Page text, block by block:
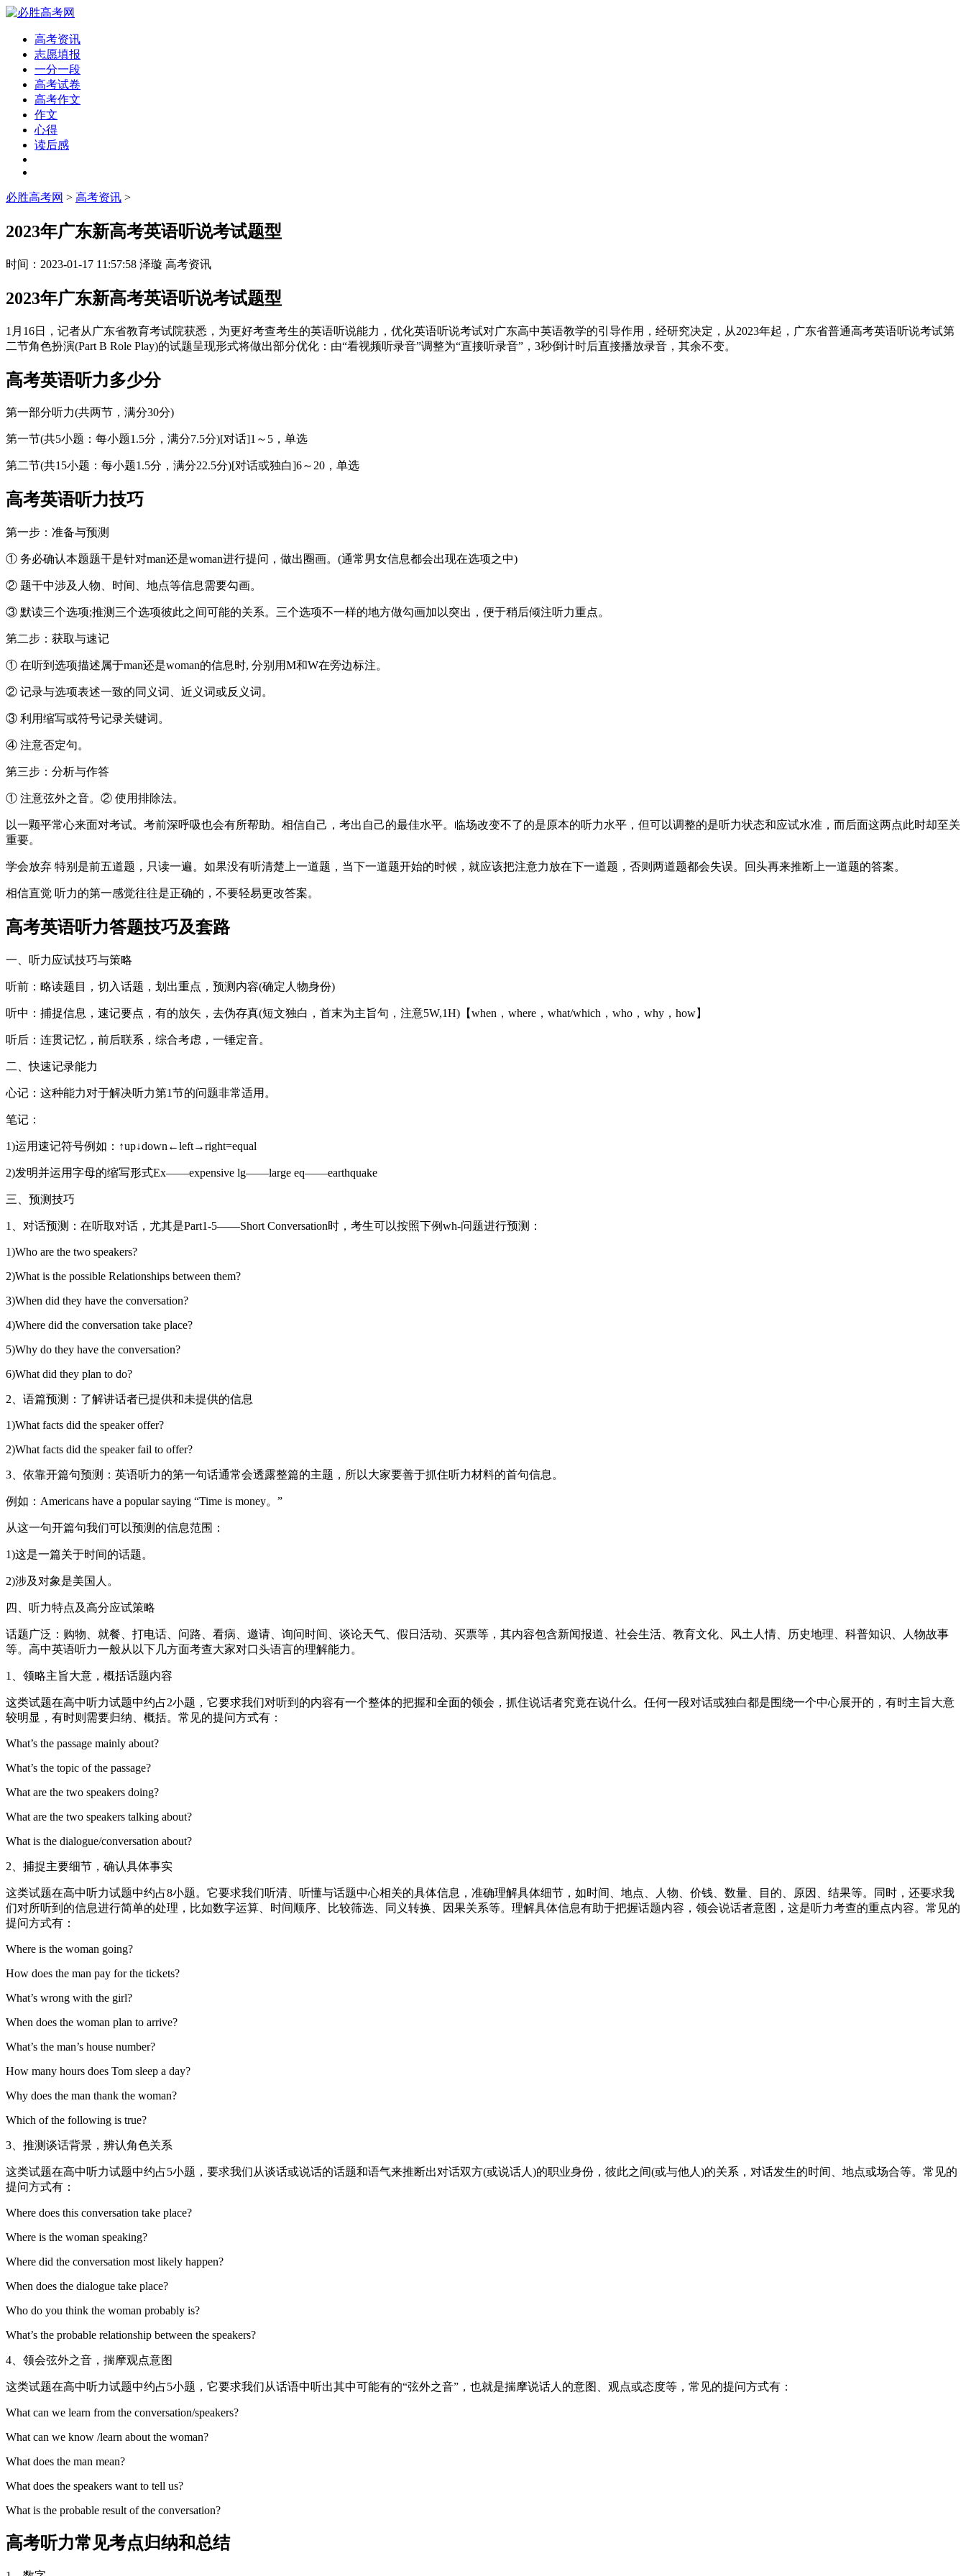
高考资讯
志愿填报
一分一段
高考试卷
高考作文
作文
心得
读后感
必胜高考网 > 高考资讯 >
2023年广东新高考英语听说考试题型
时间： 2023-01-17 11:57:58 泽璇 高考资讯
2023年广东新高考英语听说考试题型
1月16日，记者从广东省教育考试院获悉，为更好考查考生的英语听说能力，优化英语听说考试对广东高中英语教学的引导作用，经研究决定，从2023年起，广东省普通高考英语听说考试第
二节角色扮演(Part B Role Play)的试题呈现形式将做出部分优化：由“看视频听录音”调整为“直接听录音”，3秒倒计时后直接播放录音，其余不变。
高考英语听力多少分
第一部分听力(共两节，满分30分)
第一节(共5小题：每小题1.5分，满分7.5分)[对话]1～5，单选
第二节(共15小题：每小题1.5分，满分22.5分)[对话或独白]6～20，单选
高考英语听力技巧
第一步：准备与预测
① 务必确认本题题干是针对man还是woman进行提问，做出圈画。(通常男女信息都会出现在选项之中)
② 题干中涉及人物、时间、地点等信息需要勾画。
③ 默读三个选项;推测三个选项彼此之间可能的关系。三个选项不一样的地方做勾画加以突出，便于稍后倾注听力重点。
第二步：获取与速记
① 在听到选项描述属于man还是woman的信息时, 分别用M和W在旁边标注。
② 记录与选项表述一致的同义词、近义词或反义词。
③ 利用缩写或符号记录关键词。
④ 注意否定句。
第三步：分析与作答
① 注意弦外之音。② 使用排除法。
以一颗平常心来面对考试。考前深呼吸也会有所帮助。相信自己，考出自己的最佳水平。临场改变不了的是原本的听力水平，但可以调整的是听力状态和应试水准，而后面这两点此时却至关
重要。
学会放弃 特别是前五道题，只读一遍。如果没有听清楚上一道题，当下一道题开始的时候，就应该把注意力放在下一道题，否则两道题都会失误。回头再来推断上一道题的答案。
相信直觉 听力的第一感觉往往是正确的，不要轻易更改答案。
高考英语听力答题技巧及套路
一、听力应试技巧与策略
听前：略读题目，切入话题，划出重点，预测内容(确定人物身份)
听中：捕捉信息，速记要点，有的放矢，去伪存真(短文独白，首末为主旨句，注意5W,1H)【when，where，what/which，who，why，how】
听后：连贯记忆，前后联系，综合考虑，一锤定音。
二、快速记录能力
心记：这种能力对于解决听力第1节的问题非常适用。
笔记：
1)运用速记符号例如：↑up↓down←left→right=equal
2)发明并运用字母的缩写形式Ex——expensive lg——large eq——earthquake
三、预测技巧
1、对话预测：在听取对话，尤其是Part1-5——Short Conversation时，考生可以按照下例wh-问题进行预测：
1)Who are the two speakers?
2)What is the possible Relationships between them?
3)When did they have the conversation?
4)Where did the conversation take place?
5)Why do they have the conversation?
6)What did they plan to do?
2、语篇预测：了解讲话者已提供和未提供的信息
1)What facts did the speaker offer?
2)What facts did the speaker fail to offer?
3、依靠开篇句预测：英语听力的第一句话通常会透露整篇的主题，所以大家要善于抓住听力材料的首句信息。
例如：Americans have a popular saying “Time is money。”
从这一句开篇句我们可以预测的信息范围：
1)这是一篇关于时间的话题。
2)涉及对象是美国人。
四、听力特点及高分应试策略
话题广泛：购物、就餐、打电话、问路、看病、邀请、询问时间、谈论天气、假日活动、买票等，其内容包含新闻报道、社会生活、教育文化、风土人情、历史地理、科普知识、人物故事
等。高中英语听力一般从以下几方面考查大家对口头语言的理解能力。
1、领略主旨大意，概括话题内容
这类试题在高中听力试题中约占2小题，它要求我们对听到的内容有一个整体的把握和全面的领会，抓住说话者究竟在说什么。任何一段对话或独白都是围绕一个中心展开的，有时主旨大意
较明显，有时则需要归纳、概括。常见的提问方式有：
What’s the passage mainly about?
What’s the topic of the passage?
What are the two speakers doing?
What are the two speakers talking about?
What is the dialogue/conversation about?
2、捕捉主要细节，确认具体事实
这类试题在高中听力试题中约占8小题。它要求我们听清、听懂与话题中心相关的具体信息，准确理解具体细节，如时间、地点、人物、价钱、数量、目的、原因、结果等。同时，还要求我
们对所听到的信息进行简单的处理，比如数字运算、时间顺序、比较筛选、同义转换、因果关系等。理解具体信息有助于把握话题内容，领会说话者意图，这是听力考查的重点内容。常见的
提问方式有：
Where is the woman going?
How does the man pay for the tickets?
What’s wrong with the girl?
When does the woman plan to arrive?
What’s the man’s house number?
How many hours does Tom sleep a day?
Why does the man thank the woman?
Which of the following is true?
3、推测谈话背景，辨认角色关系
这类试题在高中听力试题中约占5小题，要求我们从谈话或说话的话题和语气来推断出对话双方(或说话人)的职业身份，彼此之间(或与他人)的关系，对话发生的时间、地点或场合等。常见的
提问方式有：
Where does this conversation take place?
Where is the woman speaking?
Where did the conversation most likely happen?
When does the dialogue take place?
Who do you think the woman probably is?
What’s the probable relationship between the speakers?
4、领会弦外之音，揣摩观点意图
这类试题在高中听力试题中约占5小题，它要求我们从话语中听出其中可能有的“弦外之音”，也就是揣摩说话人的意图、观点或态度等，常见的提问方式有：
What can we learn from the conversation/speakers?
What can we know /learn about the woman?
What does the man mean?
What does the speakers want to tell us?
What is the probable result of the conversation?
高考听力常见考点归纳和总结